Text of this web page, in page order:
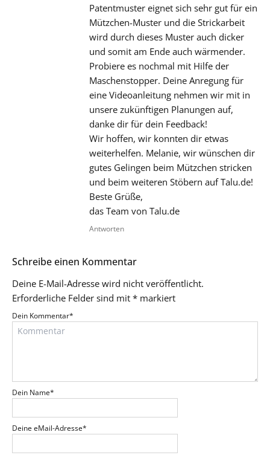
Patentmuster eignet sich sehr gut für ein
Mützchen-Muster und die Strickarbeit
wird durch dieses Muster auch dicker
und somit am Ende auch wärmender.
Probiere es nochmal mit Hilfe der
Maschenstopper. Deine Anregung für
eine Videoanleitung nehmen wir mit in
unsere zukünftigen Planungen auf,
danke dir für dein Feedback!
Wir hoffen, wir konnten dir etwas
weiterhelfen. Melanie, wir wünschen dir
gutes Gelingen beim Mützchen stricken
und beim weiteren Stöbern auf Talu.de!
Beste Grüße,
das Team von Talu.de
Antworten
Schreibe einen Kommentar
Deine E-Mail-Adresse wird nicht veröffentlicht.
Erforderliche Felder sind mit * markiert
Dein Kommentar*
Dein Name*
Deine eMail-Adresse*